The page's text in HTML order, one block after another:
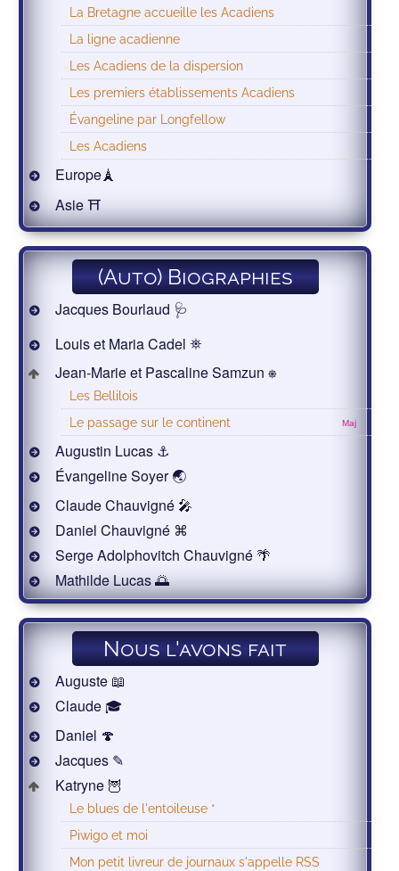
La Bretagne accueille les Acadiens
La ligne acadienne
Les Acadiens de la dispersion
Les premiers établissements Acadiens
Évangeline par Longfellow
Les Acadiens
Europe🗼
Asie ⛩
(Auto) Biographies
Jacques Bourlaud 🩺
Louis et Maria Cadel ⛯
Jean-Marie et Pascaline Samzun ⎈
Les Bellilois
Maj
Le passage sur le continent
Augustin Lucas ⚓
Évangeline Soyer 🌏
Claude Chauvigné 🎤
Daniel Chauvigné ⌘
Serge Adolphovitch Chauvigné 🌴
Mathilde Lucas 🌅
Nous l'avons fait
Auguste 📖
Claude 🎓
Daniel 🍄
Jacques ✎
Katryne 🦉
Le blues de l'entoileuse *
Piwigo et moi
Mon petit livreur de journaux s'appelle RSS